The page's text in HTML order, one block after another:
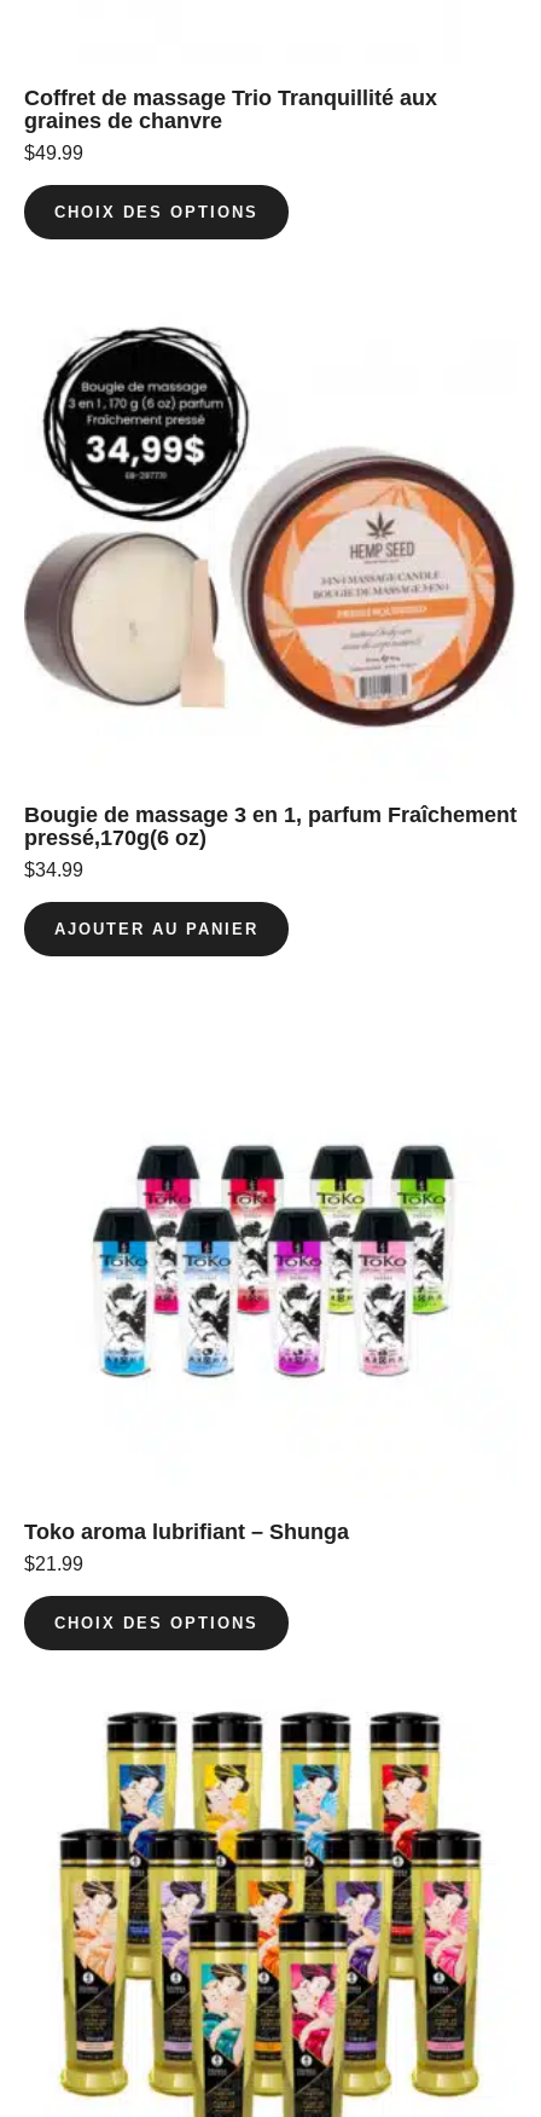
Coffret de massage Trio Tranquillité aux
graines de chanvre
$49.99
CHOIX DES OPTIONS
Bougie de massage 3 en 1, parfum Fraîchement
pressé,170g(6 oz)
$34.99
AJOUTER AU PANIER
Toko aroma lubrifiant – Shunga
$21.99
CHOIX DES OPTIONS